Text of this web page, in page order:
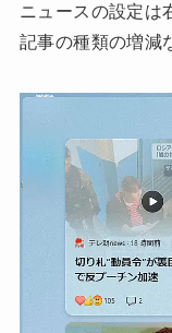
ニュースの設定は
記事の種類の増減